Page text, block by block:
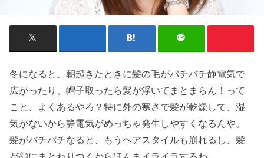
冬になると、朝起きたときに髪の毛がバチバチ静電気で
広がったり、帽子取ったら髪が浮いてまとまらん！って
こと、よくあるやろ？特に外の寒さで髪が乾燥して、湿
気がないから静電気がめっちゃ発生しやすくなるんや。
髪がバチバチなると、もうヘアスタイルも崩れるし、髪